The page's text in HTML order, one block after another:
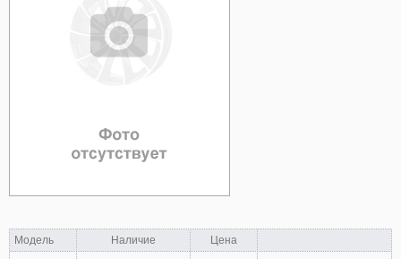
Модель Наличие Цена